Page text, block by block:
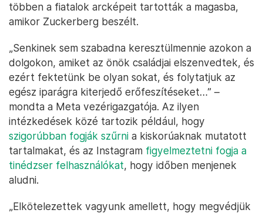
többen a fiatalok arcképeit tartották a magasba,
amikor Zuckerberg beszélt.
„Senkinek sem szabadna keresztülmennie azokon a
dolgokon, amiket az önök családjai elszenvedtek, és
ezért fektetünk be olyan sokat, és folytatjuk az
egész iparágra kiterjedő erőfeszítéseket…” –
mondta a Meta vezérigazgatója. Az ilyen
intézkedések közé tartozik például, hogy
szigorúbban fogják szűrni a kiskorúaknak mutatott
tartalmakat, és az Instagram figyelmeztetni fogja a
tinédzser felhasználókat, hogy időben menjenek
aludni.
„Elkötelezettek vagyunk amellett, hogy megvédjük